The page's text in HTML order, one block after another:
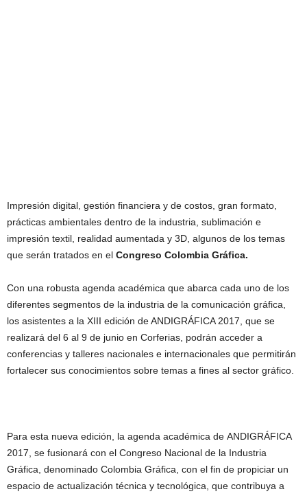
Impresión digital, gestión financiera y de costos, gran formato,
prácticas ambientales dentro de la industria, sublimación e
impresión textil, realidad aumentada y 3D, algunos de los temas
que serán tratados en el Congreso Colombia Gráfica.
Con una robusta agenda académica que abarca cada uno de los
diferentes segmentos de la industria de la comunicación gráfica,
los asistentes a la XIII edición de ANDIGRÁFICA 2017, que se
realizará del 6 al 9 de junio en Corferias, podrán acceder a
conferencias y talleres nacionales e internacionales que permitirán
fortalecer sus conocimientos sobre temas a fines al sector gráfico.
Para esta nueva edición, la agenda académica de ANDIGRÁFICA
2017, se fusionará con el Congreso Nacional de la Industria
Gráfica, denominado Colombia Gráfica, con el fin de propiciar un
espacio de actualización técnica y tecnológica, que contribuya a